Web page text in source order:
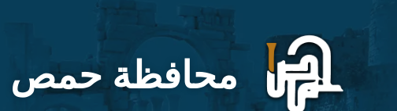
content
محافظة حمص